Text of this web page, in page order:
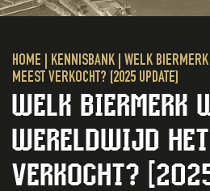
HOME KENNISBANK
WELK BIERMERK
MEEST VERKOCHT? [2025 UPDATE]
WELK BIERMERK
WERELDWIJD
VERKOCHT?